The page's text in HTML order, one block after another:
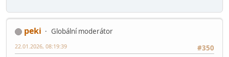
Pán na Žlutém hradě
Chikos